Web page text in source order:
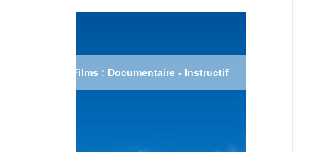
Films : Documentaire - Instructif